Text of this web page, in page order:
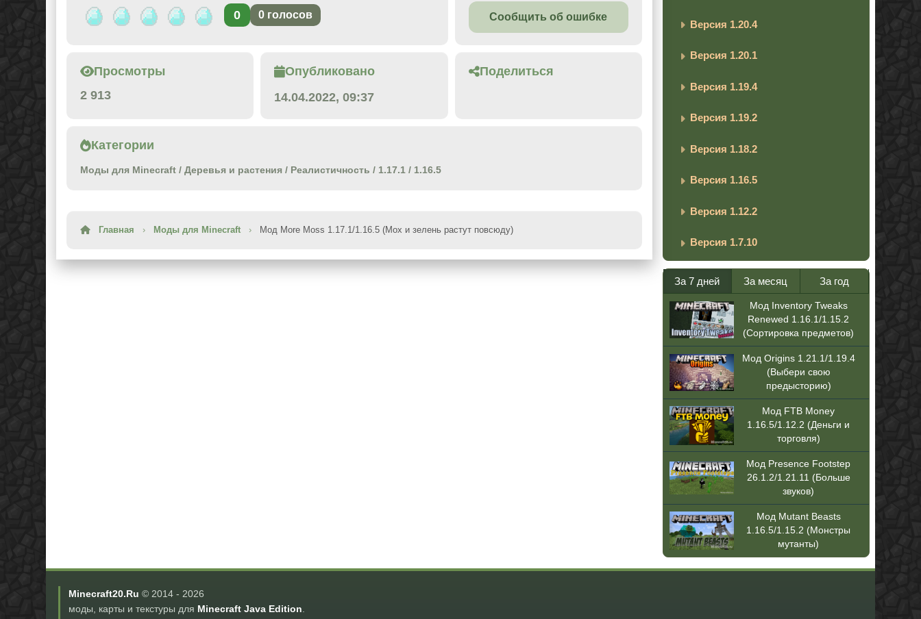
0 0 голосов Сообщить об ошибке
Просмотры
2 913
Опубликовано
14.04.2022, 09:37
Поделиться
Категории
Моды для Minecraft / Деревья и растения / Реалистичность / 1.17.1 / 1.16.5
Главная › Моды для Minecraft › Мод More Moss 1.17.1/1.16.5 (Мох и зелень растут повсюду)
Версия 1.20.4
Версия 1.20.1
Версия 1.19.4
Версия 1.19.2
Версия 1.18.2
Версия 1.16.5
Версия 1.12.2
Версия 1.7.10
За 7 дней За месяц За год
Мод Inventory Tweaks
Renewed 1.16.1/1.15.2
(Сортировка предметов)
Мод Origins 1.21.1/1.19.4
(Выбери свою
предысторию)
Мод FTB Money
1.16.5/1.12.2 (Деньги и
торговля)
Мод Presence Footstep
26.1.2/1.21.11 (Больше
звуков)
Мод Mutant Beasts
1.16.5/1.15.2 (Монстры
мутанты)
Minecraft20.Ru © 2014 - 2026
моды, карты и текстуры для Minecraft Java Edition